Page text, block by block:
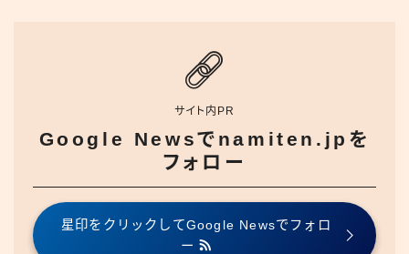
サイト内PR
Google Newsでnamiten.jpを
フォロー
星印をクリックしてGoogle Newsでフォロ
ー